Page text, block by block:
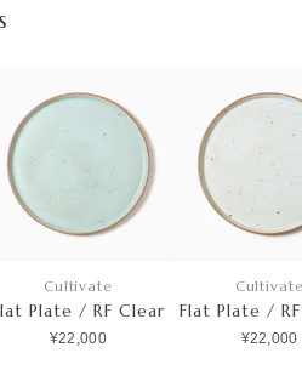
Cultivate
Plate / RF Clear
¥22,000
Flat Plate /
¥22,000